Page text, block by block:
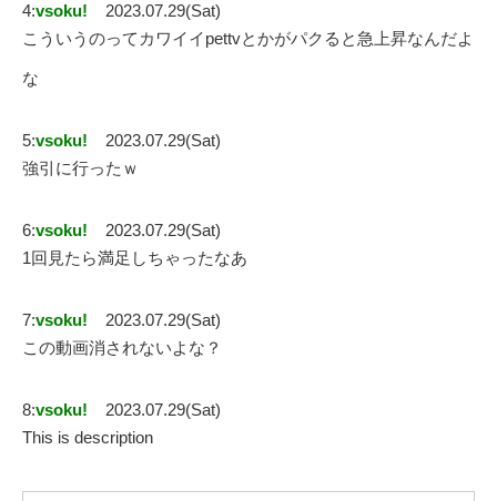
4:vsoku!
2023.07.29(Sat)
こういうのってカワイイpettvとかがパクると急上昇なんだよ
な
5:vsoku!
2023.07.29(Sat)
強引に行ったｗ
6:vsoku!
2023.07.29(Sat)
1回見たら満足しちゃったなあ
7:vsoku!
2023.07.29(Sat)
この動画消されないよな？
8:vsoku!
2023.07.29(Sat)
This is description